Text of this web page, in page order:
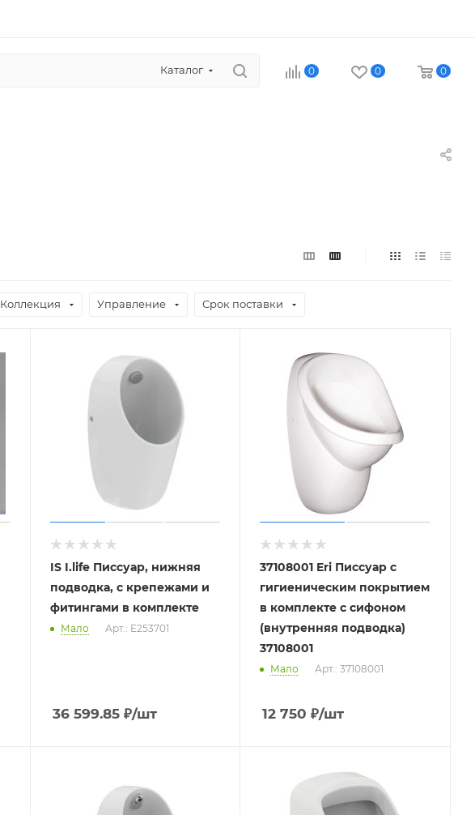
Каталог 0 0 0
Коллекция Управление Срок поставки
IS I.life Писсуар, нижняя
подводка, с крепежами и
фитингами в комплекте
Мало Арт.: E253701
36 599.85₽/шт
37108001 Eri Писсуар с
гигиеническим покрытием
в комплекте с сифоном
(внутренняя подводка)
37108001
Мало Арт.: 37108001
12 750 ₽/шт